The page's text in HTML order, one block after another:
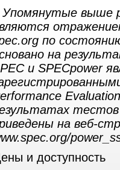
Упомянутые выше
по
на
и SPECpower
тестов
на веб-
и доступность